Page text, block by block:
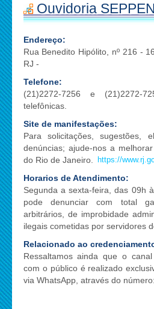
Ouvidoria
Endereço:
Rua Benedito Hipólito, nº 216 -
RJ -
Telefone:
(21)2272-7256 e (21)2272-
telefônicas.
Site de manifestações:
Para solicitações, sugestões,
denúncias; ajude-nos a
do Rio de Janeiro.
https://
Horarios de Atendimento:
Segunda a sexta-feira, das 09h
pode denunciar com total
arbitrários, de improbidade
ilegais cometidas por servidores
Relacionado ao
Ressaltamos ainda que o
com o público é realizado
via WhatsApp, através do número: